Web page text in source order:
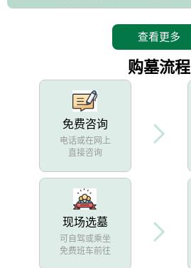
查看更多
购墓流程
免费咨询
电话或在网上
直接咨询
现场选墓
可自驾或乘坐
免费班车前往